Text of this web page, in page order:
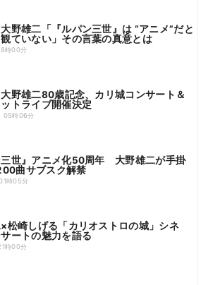
野雄二「『ルパン三世』は “アニメ”だと
ていない」その言葉の真意とは
時00分
野雄二80歳記念、カリ城コンサート＆
トライブ開催決定
05時06分
三世』アニメ化50周年 大野雄二が手掛
曲サブスク解禁
時05分
松崎しげる「カリオストロの城」シネ
ートの魅力を語る
時00分